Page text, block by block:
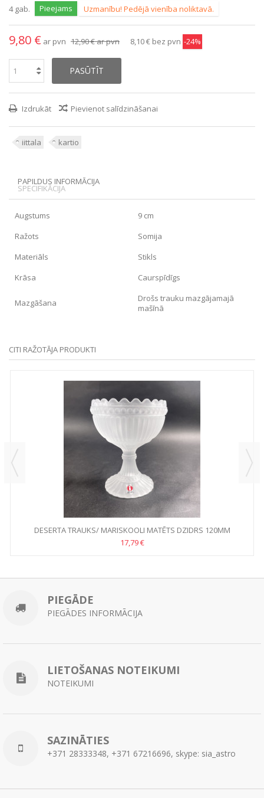
4 gab. Pieejams Uzmanību! Pedējā vienība noliktavā.
9,80 € ar pvn 12,90 €ar pvn 8,10 € bez pvn -24%
PASŪTĪT
Izdrukāt Pievienot salīdzināšanai
iittala kartio
PAPILDUS INFORMĀCIJA
SPECIFIKĀCIJA
Augstums
9 cm
Ražots
Somija
Materiāls
Stikls
Krāsa
Caurspīdīgs
Mazgāšana
Drošs trauku mazgājamajā
mašīnā
CITI RAŽOTĀJA PRODUKTI
DESERTA TRAUKS/ MARISKOOLI MATĒTS DZIDRS 120MM
17,79 €
PIEGĀDE
PIEGĀDES INFORMĀCIJA
LIETOŠANAS NOTEIKUMI
NOTEIKUMI
SAZINĀTIES
+371 28333348, +371 67216696, skype: sia_astro